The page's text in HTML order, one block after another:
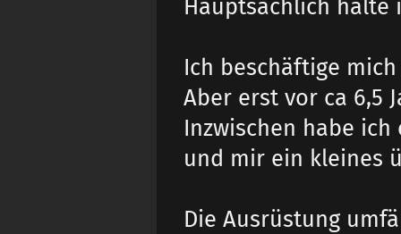
Hauptsächlich halte
Ich beschäftige
Aber erst vor ca 6,5
Inzwischen habe
und mir ein kleines
Die Ausrüstung